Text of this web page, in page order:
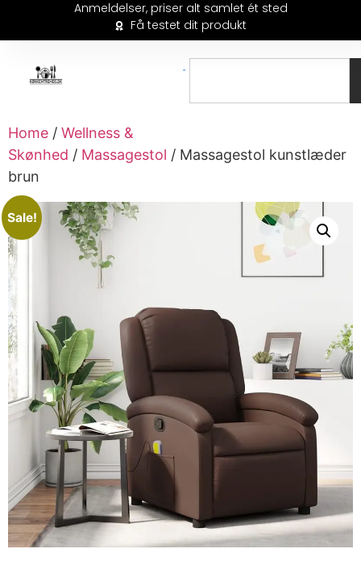
Anmeldelser, priser alt samlet ét sted
Få testet dit produkt
Home / Wellness &
Skønhed / Massagestol / Massagestol kunstlæder
brun
Sale!